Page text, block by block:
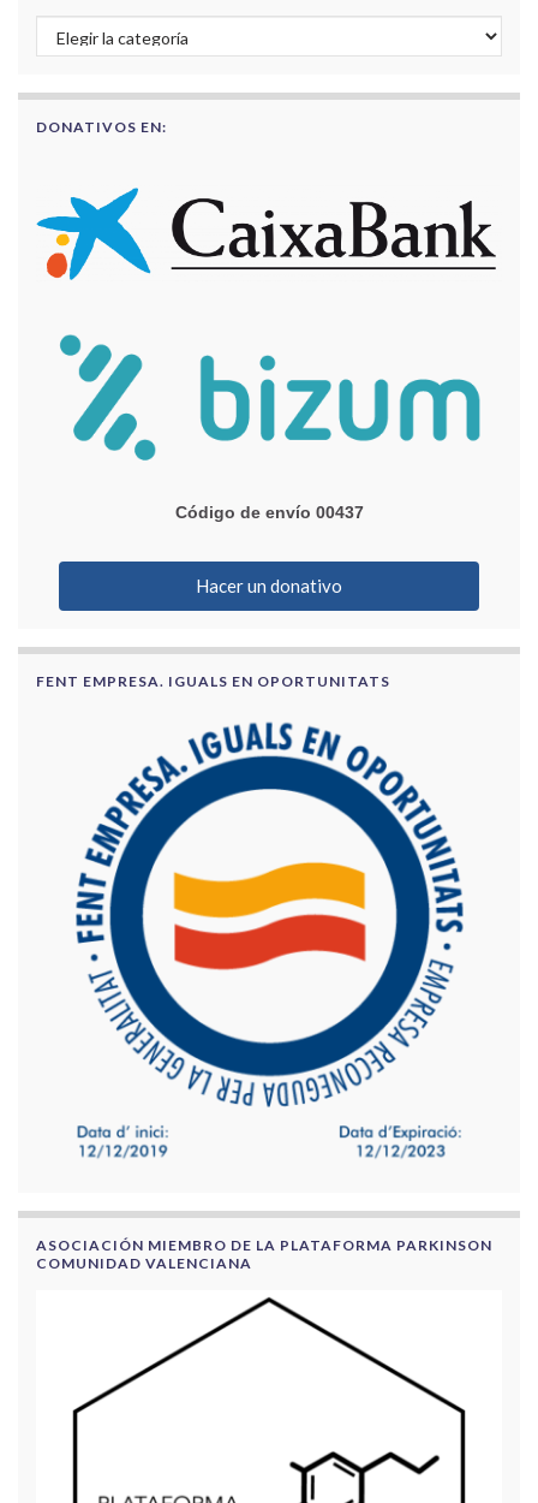
Buscar por categorías
DONATIVOS EN:
Código de envío 00437
Hacer un donativo
FENT EMPRESA. IGUALS EN OPORTUNITATS
ASOCIACIÓN MIEMBRO DE LA PLATAFORMA PARKINSON
COMUNIDAD VALENCIANA